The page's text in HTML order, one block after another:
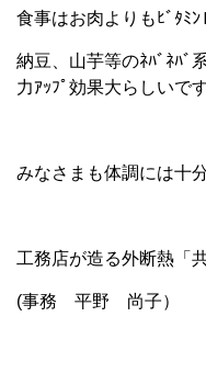
食事はお肉よりもﾋﾞﾀﾐﾝ
納豆、山芋等のﾈﾊﾞﾈﾊﾞ
力ｱｯﾌﾟ効果大らしいです
みなさまも体調には十
工務店が造る外断熱「
(事務 平野 尚子）